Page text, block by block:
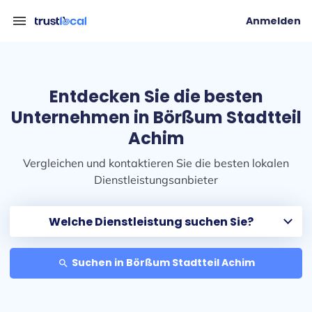
menu Anmelden
Entdecken Sie die besten
Unternehmen in Börßum Stadtteil
Achim
Vergleichen und kontaktieren Sie die besten lokalen
Dienstleistungsanbieter
search Suchen in Börßum Stadtteil Achim